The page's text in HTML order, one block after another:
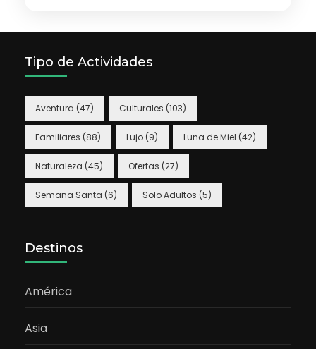
Tipo de Actividades
Aventura (47) Culturales (103)
Familiares (88) Lujo (9) Luna de Miel (42)
Naturaleza (45) Ofertas (27)
Semana Santa (6) Solo Adultos (5)
Destinos
América
Asia